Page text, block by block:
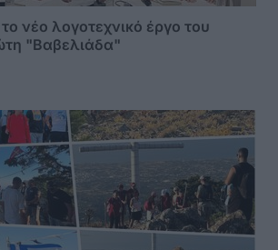
νέο λογοτεχνικό έργο του
"Βαβελιάδα"